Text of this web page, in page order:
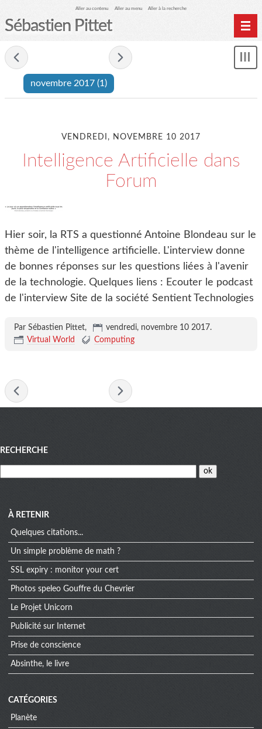
Aller au contenu Aller au menu Aller à la recherche
Sébastien Pittet
Home
Computing
Spéléologie
novembre 2017 (1)
VENDREDI, NOVEMBRE 10 2017
Intelligence Artificielle dans
Forum
Hier soir, la RTS a questionné Antoine Blondeau sur le
thème de l'intelligence artificielle. L'interview donne
de bonnes réponses sur les questions liées à l'avenir
de la technologie. Quelques liens : Ecouter le podcast
de l'interview Site de la société Sentient Technologies
Par Sébastien Pittet, vendredi, novembre 10 2017.
Virtual World
Computing
Menu
RECHERCHE
À RETENIR
Quelques citations...
Un simple problème de math ?
SSL expiry : monitor your cert
Photos speleo Gouffre du Chevrier
Le Projet Unicorn
Publicité sur Internet
Prise de conscience
Absinthe, le livre
CATÉGORIES
Planète